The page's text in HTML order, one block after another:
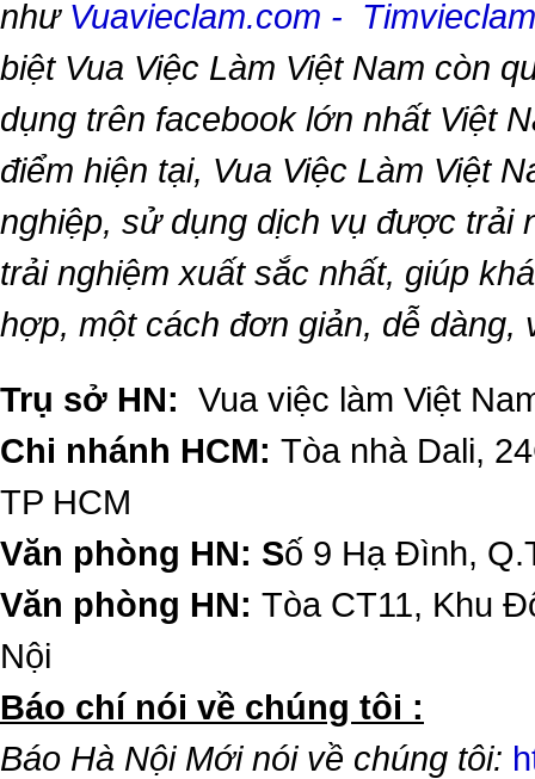
như Vuavieclam.com -
biệt Vua Việc Làm Việt Nam còn
dụng trên facebook lớn nhất Việt
điểm hiện tại, Vua Việc Làm Việt
nghiệp, sử dụng dịch vụ được trải
trải nghiệm xuất sắc nhất, giúp
hợp, một cách đơn giản, dễ dàng,
Trụ sở HN: Vua việc làm Việt
Chi nhánh HCM: Tòa nhà Dali,
TP HCM
Văn phòng HN: Số 9 Hạ Đình,
Văn phòng HN: Tòa CT11, Khu
Nội
​Báo chí nói về chúng tôi :
Báo Hà Nội Mới nói về chúng tôi: